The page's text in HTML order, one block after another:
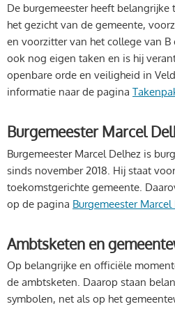
De burgemeester heeft
het gezicht van de gemeente,
en voorzitter van het college van B
ook nog eigen taken en is hij
openbare orde en veiligheid in
informatie naar de pagina
Burgemeester Marcel
Burgemeester Marcel Delhez is
sinds november 2018. Hij staat
toekomstgerichte gemeente.
op de pagina Burgemeester Marcel
Ambtsketen en
Op belangrijke en officiële
de ambtsketen. Daarop staan
symbolen, net als op het